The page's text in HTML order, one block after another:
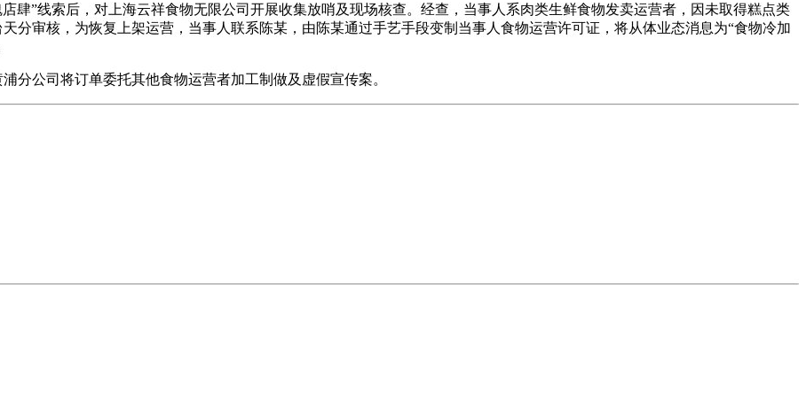
”线索后，对上海云祥食物无限公司开展收集放哨及现场核查。经查，当事人系肉类生鲜食物发卖运营者，因未取得糕点类
分审核，为恢复上架运营，当事人联系陈某，由陈某通过手艺手段变制当事人食物运营许可证，将从体业态消息为“食物冷加
公司将订单委托其他食物运营者加工制做及虚假宣传案。